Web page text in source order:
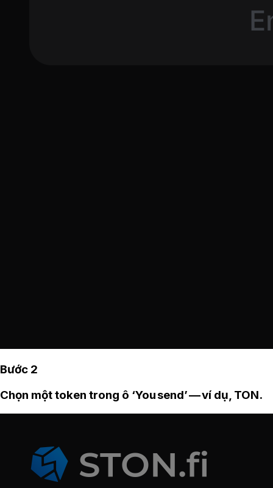
Bước 2
Chọn một token trong ô ‘You send’ — ví dụ, TON.